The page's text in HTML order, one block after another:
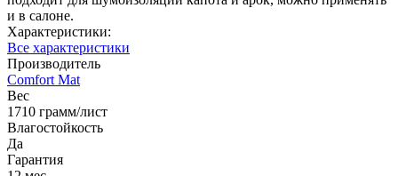
и в салоне.
Характеристики:
Все характеристики
Производитель
Comfort Mat
Вес
1710 грамм/лист
Влагостойкость
Да
Гарантия